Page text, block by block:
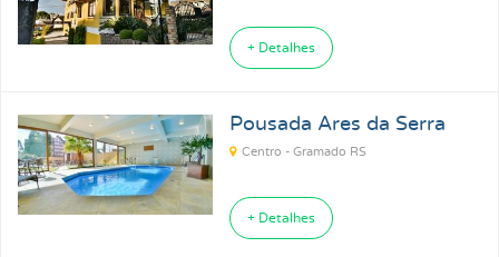
+ Detalhes
Pousada Ares da Serra
Centro - Gramado RS
+ Detalhes